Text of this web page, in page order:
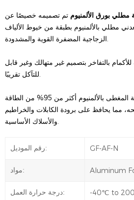
مطلي بورق الألمنيوم تم تصميمه خصيصًا عن
مطلي بالألمنيوم بطبقة من خيوط الألياف
بالتفاخر بتصميم غير متهالك وغير قابل
يعكس غلاف الألياف الزجاجية المغطى بالألمنيوم أكثر من 95% من الطاقة
مما يحافظ على برودة الكابلات والخراطيم
رقم الموديل: GF-AF-N
مواد: Aluminum
درجة حرارة العمل: -40℃ to